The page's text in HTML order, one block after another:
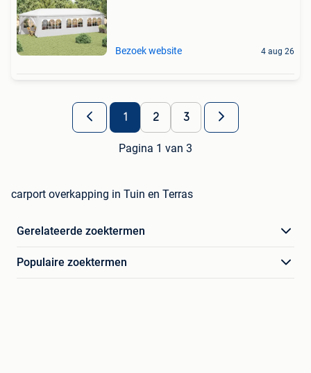
Bezoek website 4 aug 26
1 2 3
Pagina 1 van 3
carport overkapping in Tuin en Terras
Gerelateerde zoektermen
Populaire zoektermen